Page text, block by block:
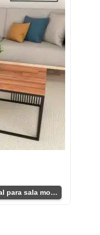
Mesa de centro industrial para sala moderna